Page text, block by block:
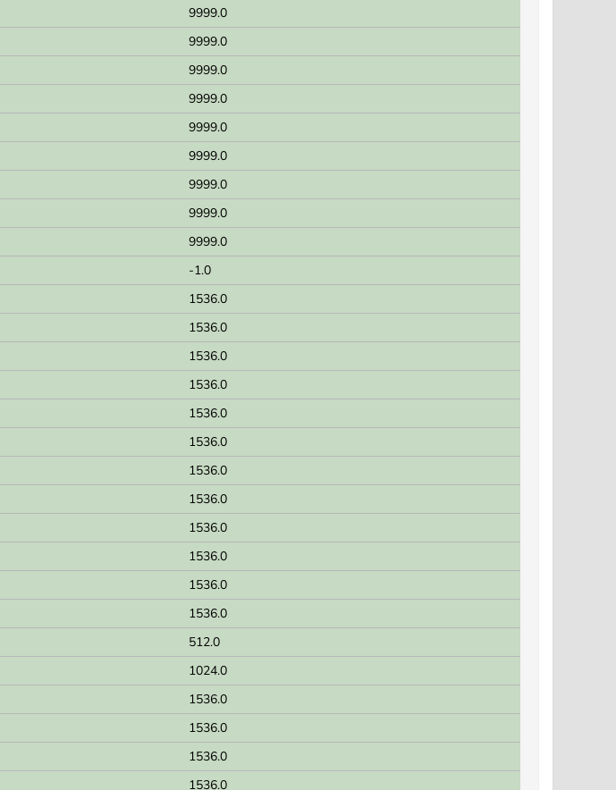
9999.0
9999.0
9999.0
9999.0
9999.0
9999.0
9999.0
9999.0
9999.0
-1.0
1536.0
1536.0
1536.0
1536.0
1536.0
1536.0
1536.0
1536.0
1536.0
1536.0
1536.0
1536.0
512.0
1024.0
1536.0
1536.0
1536.0
1536.0